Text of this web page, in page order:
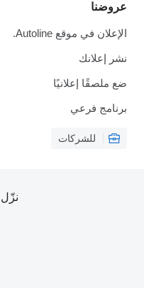
عروضنا
الإعلان في موقع Autoline.
نشر إعلانك
ضع ملصقًا إعلانيًا
برنامج فرعي
للشركات
نزّل